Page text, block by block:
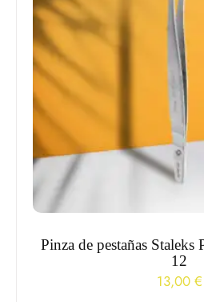
Pinza de pestañas
12
13,00 €